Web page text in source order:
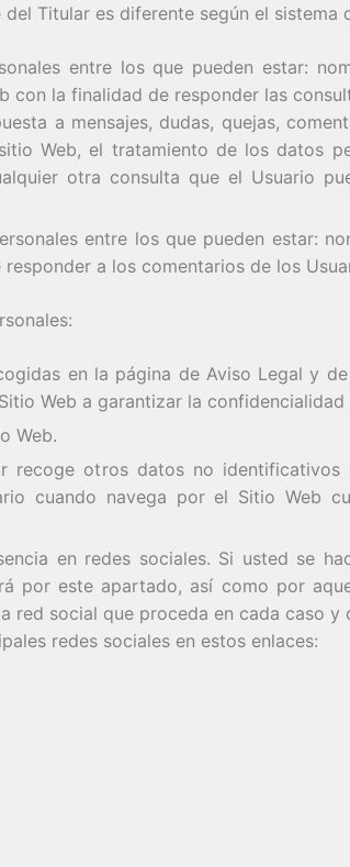
Titular es diferente según el sistema
entre los que pueden estar:
la finalidad de responder las
a mensajes, dudas, quejas,
Web, el tratamiento de los datos
otra consulta que el Usuario
entre los que pueden estar:
a los comentarios de los
en la página de Aviso Legal y
Web a garantizar la
Web.
recoge otros datos no
cuando navega por el Sitio Web
en redes sociales. Si usted se
por este apartado, así como por
social que proceda en cada caso y
redes sociales en estos enlaces: